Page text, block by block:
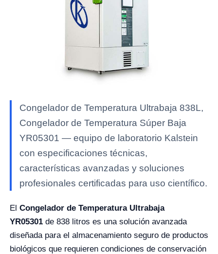
Congelador de Temperatura Ultrabaja 838L,
Congelador de Temperatura Súper Baja
YR05301 — equipo de laboratorio Kalstein
con especificaciones técnicas,
características avanzadas y soluciones
profesionales certificadas para uso científico.
El Congelador de Temperatura Ultrabaja
YR05301 de 838 litros es una solución avanzada
diseñada para el almacenamiento seguro de productos
biológicos que requieren condiciones de conservación